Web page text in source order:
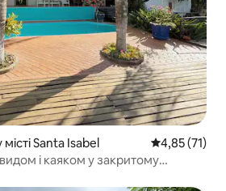
Santa Isabel Середня
4,85 (71)
і каяком у закритому